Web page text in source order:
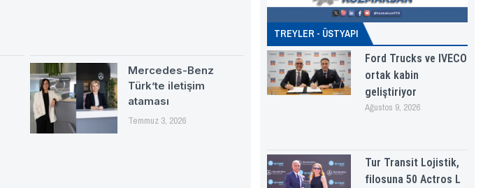
Mercedes-Benz
Türk’te iletişim
ataması
Temmuz 3, 2026
TREYLER - ÜSTYAPI
Ford Trucks ve IVECO
ortak kabin
geliştiriyor
Ağustos 9, 2026
Tur Transit Lojistik,
filosuna 50 Actros L